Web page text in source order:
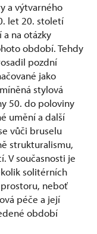
a výtvarného
let 20. století
na otázky
období. Tehdy
pozdní
jako
stylová
50. do poloviny
umění a další
vůči bruselu
strukturalismu,
V současnosti je
solitérních
neboť
péče a její
období